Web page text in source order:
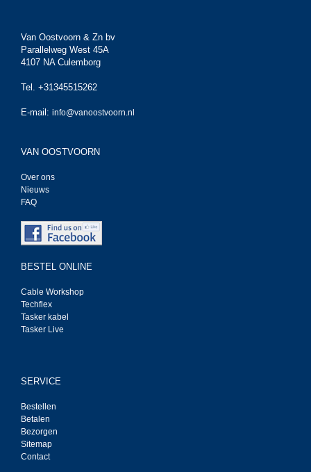
Van Oostvoorn & Zn bv
Parallelweg West 45A
4107 NA Culemborg
Tel. +31345515262
E-mail: info@vanoostvoorn.nl
VAN OOSTVOORN
Over ons
Nieuws
FAQ
BESTEL ONLINE
Cable Workshop
Techflex
Tasker kabel
Tasker Live
SERVICE
Bestellen
Betalen
Bezorgen
Sitemap
Contact